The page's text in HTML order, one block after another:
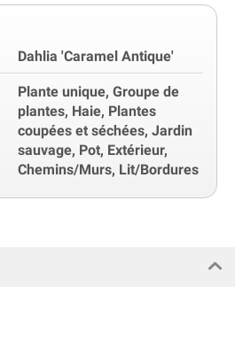
Dahlia 'Caramel Antique'
Plante unique, Groupe de
plantes, Haie, Plantes
coupées et séchées, Jardin
sauvage, Pot, Extérieur,
Chemins/Murs, Lit/Bordures